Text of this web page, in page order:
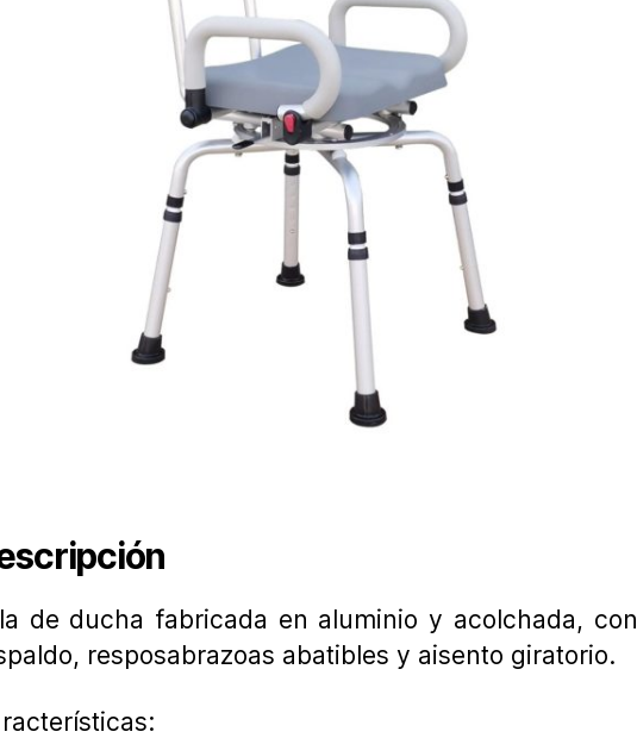
de ducha fabricada en aluminio y acolchada, con
resposabrazoas abatibles y aisento giratorio.